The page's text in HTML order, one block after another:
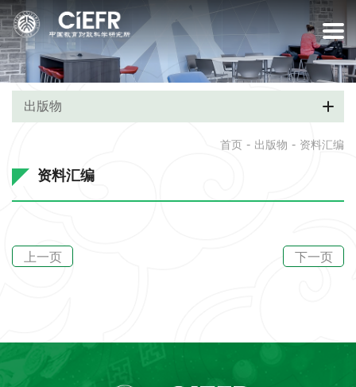
出版物
首页 - 出版物 - 资料汇编
资料汇编
上一页 下一页